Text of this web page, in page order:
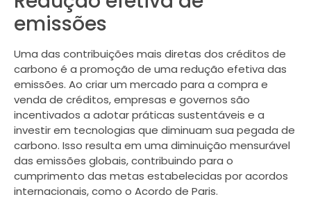
emissões
Uma das contribuições mais diretas dos créditos de
carbono é a promoção de uma redução efetiva das
emissões. Ao criar um mercado para a compra e
venda de créditos, empresas e governos são
incentivados a adotar práticas sustentáveis e a
investir em tecnologias que diminuam sua pegada de
carbono. Isso resulta em uma diminuição mensurável
das emissões globais, contribuindo para o
cumprimento das metas estabelecidas por acordos
internacionais, como o Acordo de Paris.